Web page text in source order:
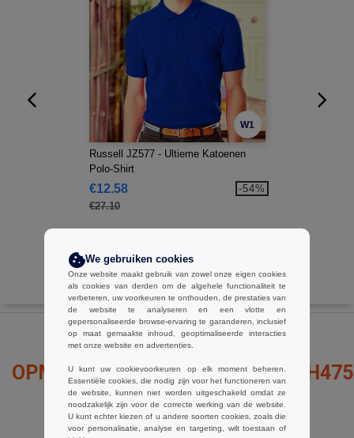
W1
Russell JZ577 - Ultieme Katoenen
Polo-Shirt
€12.58
€27.10
-54%
OPMERKINGEN OVER HENBURY H475
We gebruiken cookies
Onze website maakt gebruik van zowel onze eigen cookies
als cookies van derden om de algehele functionaliteit te
verbeteren, uw voorkeuren te onthouden, de prestaties van
de website te analyseren en een vlotte en
gepersonaliseerde browse-ervaring te garanderen, inclusief
op maat gemaakte inhoud, geoptimaliseerde interacties
met onze website en advertenties.
U kunt uw cookievoorkeuren op elk moment beheren.
Essentiële cookies, die nodig zijn voor het functioneren van
de website, kunnen niet worden uitgeschakeld omdat ze
noodzakelijk zijn voor de correcte werking van de website.
U kunt echter kiezen of u andere soorten cookies, zoals die
voor personalisatie, analyse en targeting, wilt toestaan of